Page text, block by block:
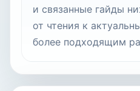
и связанные гайды
от чтения к
более подходящим